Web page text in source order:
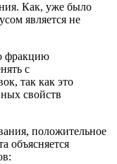
Как, уже было
является не
фракцию
с
так как это
свойств
положительное
объясняется